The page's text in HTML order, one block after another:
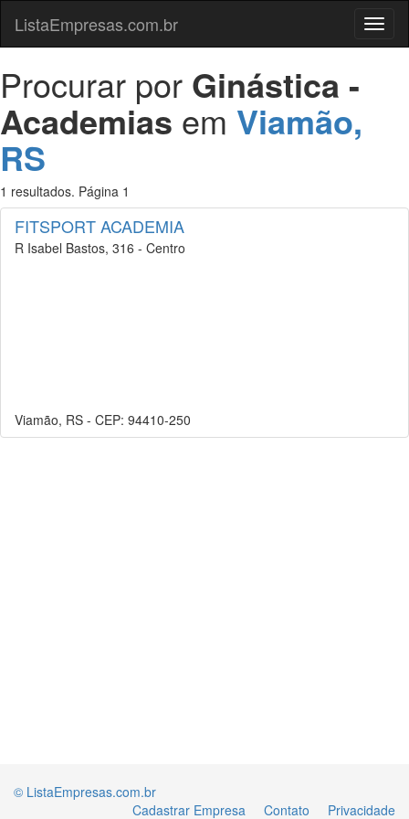
Menu
ListaEmpresas.com.br
Procurar por Ginástica -
Academias em Viamão,
RS
1 resultados. Página 1
FITSPORT ACADEMIA
R Isabel Bastos, 316 - Centro
Viamão, RS - CEP: 94410-250
© ListaEmpresas.com.br
Cadastrar Empresa
Contato Privacidade